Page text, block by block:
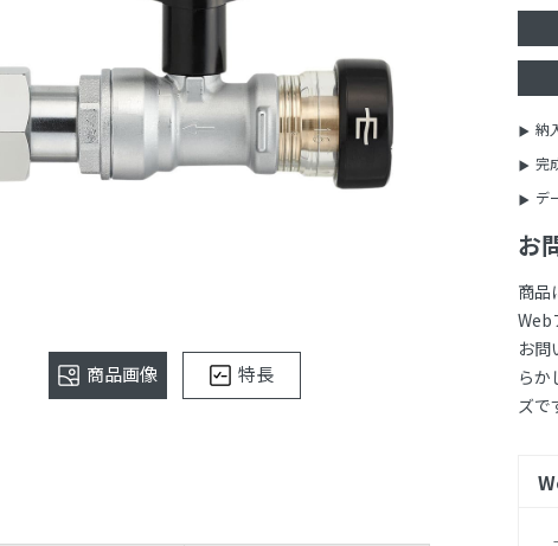
商品画像 特長
納
完
デ
お
商品
Web
お問
らか
ズで